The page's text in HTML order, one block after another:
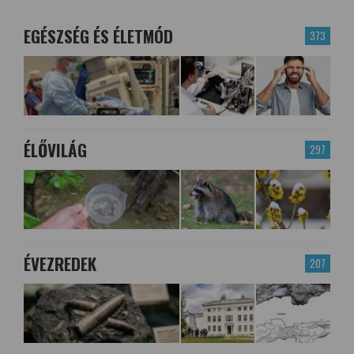
373
EGÉSZSÉG ÉS ÉLETMÓD
297
ÉLŐVILÁG
207
ÉVEZREDEK